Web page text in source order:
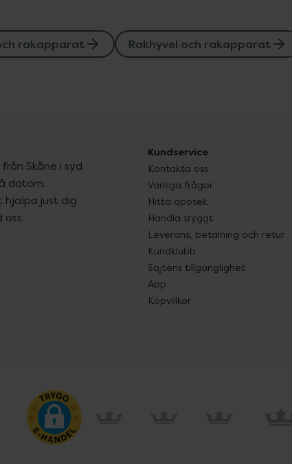
rakapparat Rakhyvel och rakapparat
Skåne i syd
datorn.
hjälpa just dig
Kundservice
Kontakta oss
Vanliga frågor
Hitta apotek
Handla tryggt
Leverans, betalning och retur
Kundklubb
Sajtens tillgänglighet
App
Köpvillkor